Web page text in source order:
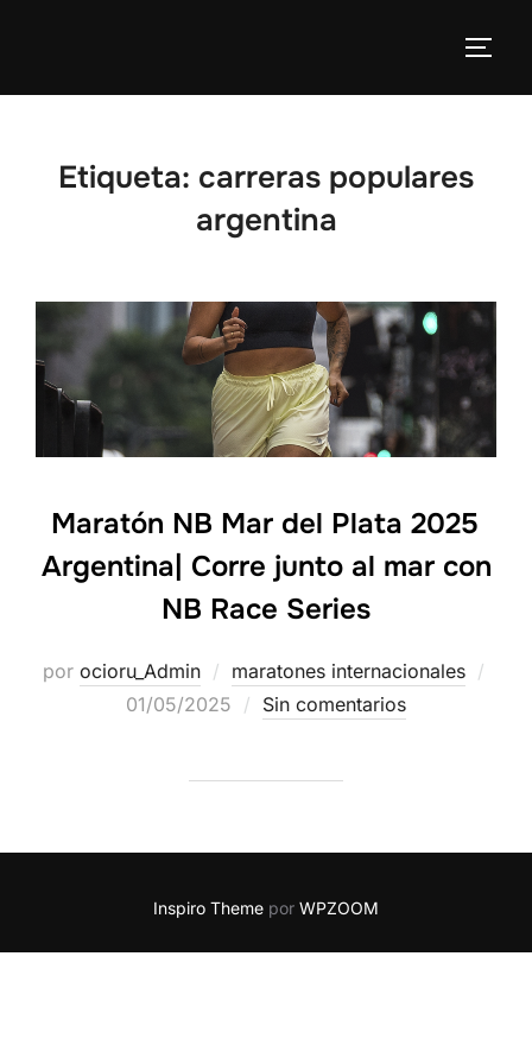
Etiqueta: carreras populares
argentina
Maratón NB Mar del Plata 2025
Argentina| Corre junto al mar con
NB Race Series
por ocioru_Admin
maratones internacionales
01/05/2025
Sin comentarios
Inspiro Theme por WPZOOM